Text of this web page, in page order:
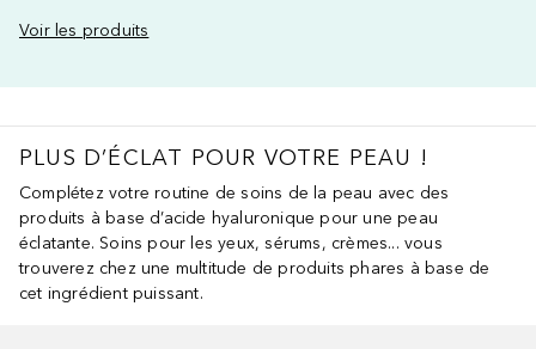
Voir les produits
PLUS D’ÉCLAT POUR VOTRE PEAU !
Complétez votre routine de soins de la peau avec des
produits à base d’acide hyaluronique pour une peau
éclatante. Soins pour les yeux, sérums, crèmes... vous
trouverez chez une multitude de produits phares à base de
cet ingrédient puissant.